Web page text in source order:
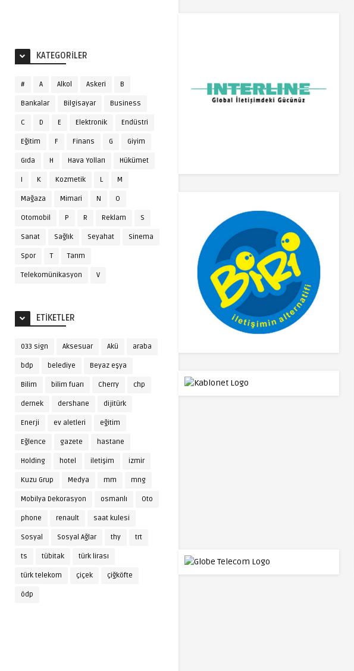
KATEGORILER
# A Alkol Askeri B
Bankalar Bilgisayar Business
C D E Elektronik Endüstri
Eğitim F Finans G Giyim
Gıda H Hava Yolları Hükümet
I K Kozmetik L M
Mağaza Mimari N O
Otomobil P R Reklam S
Sanat Sağlık Seyahat Sinema
Spor T Tarım
Telekomünikasyon V
ETIKETLER
033 sign Aksesuar Akü araba
bdp belediye Beyaz eşya
Bilim bilim fuarı Cherry chp
dernek dershane dijitürk
Enerji ev aletleri eğitim
Eğlence gazete hastane
Holding hotel iletişim izmir
Kuzu Grup Medya mm mng
Mobilya Dekorasyon osmanlı Oto
phone renault saat kulesi
Sosyal Sosyal Ağlar thy trt
ts tübitak türk lirası
türk telekom çiçek çiğköfte
ödp